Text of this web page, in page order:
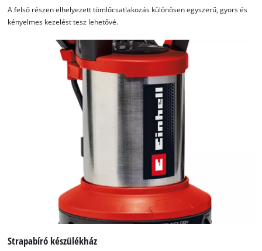
A felső részen elhelyezett tömlőcsatlakozás különösen egyszerű, gyors és
kényelmes kezelést tesz lehetővé.
Strapabíró készülékház